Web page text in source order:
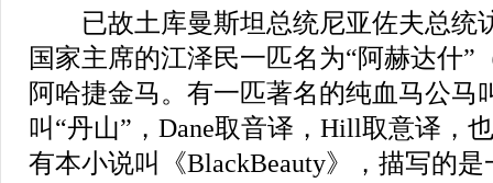
已故土库曼斯坦总统尼亚佐夫总统
国家主席的江泽民一匹名为“阿赫达什”
阿哈捷金马。有一匹著名的纯血马公马
叫“丹山”，Dane取音译，Hill取意译，
有本小说叫《BlackBeauty》，描写的